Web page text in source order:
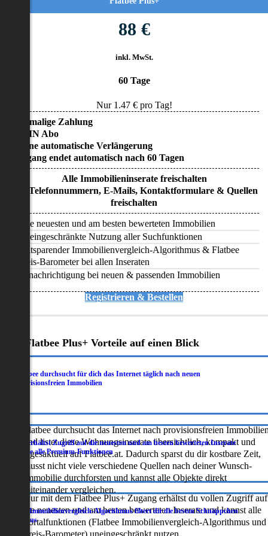
88 €
inkl. MwSt.
60 Tage
Nur 1.47€ pro Tag!
• Einmalige Zahlung
• KEIN Abo
• Keine automatische Verlängerung
• Zugang endet automatisch nach 60 Tagen
Alle Immobilieninserate freischalten
Alle Telefonnummern, E-Mails, Kontaktformulare & Quellen
freischalten
Alle neuesten und am besten bewerteten Immobilien
Uneingeschränkte Nutzung aller Suchfunktionen
Zeitsparender Immobilienvergleich-Algorithmus & Flatbee
Preis-Barometer bei allen Inseraten
Benachrichtigung bei neuen & passenden Immobilien
Registrieren & Bestellen
Flatbee Plus+ Vorteile auf einen Blick
Flatbee durchsucht für dich das Internet täglich nach neuen
provisionsfreien Immobilien
Flatbee durchsucht das Internet nach provisionsfreien
und listet diese Wohnungsinserate übersichtlich, kompakt und
tagesaktuell auf Flatbee.at. Dadurch sparst du dir kostbare Zeit,
musst nicht viele verschiedene Quellen nach deiner Wunsch-
Immobilie durchforsten und kannst alle Objekte direkt
miteinander vergleichen.
Du erhältst Zugriff auf die neuesten und am besten bewerteten Inserate
sowie alle Premium-Funktionen
Nur mit dem Flatbee Plus+ Zugang erhältst du vollen Zugriff auf
die neuesten und am besten bewerteten Inserate und kannst alle
Portalfunktionen (Flatbee Immobilienvergleich-Algorithmus und
Der Immobilienvergleich-Algorithmus filtert dir die besten Schnäppchen
heraus